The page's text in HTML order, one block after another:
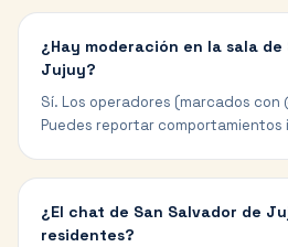
¿Hay moderación en la sala de
Jujuy?
Sí. Los operadores (marcados con
Puedes reportar comportamientos
¿El chat de San Salvador de
residentes?